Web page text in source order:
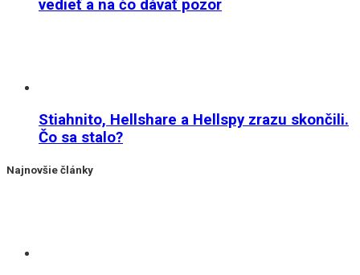
vedieť a na čo dávať pozor
Stiahnito, Hellshare a Hellspy zrazu skončili.
Čo sa stalo?
Najnovšie články